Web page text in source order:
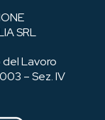
SRL
Lavoro
– Sez. IV